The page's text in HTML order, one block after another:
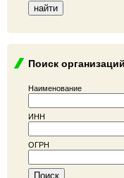
Поиск организаций
Наименование
ИНН
ОГРН